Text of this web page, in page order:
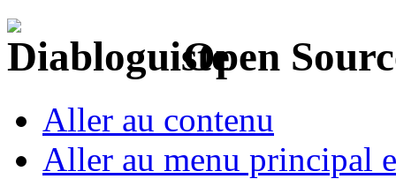
Open
Aller au contenu
Aller au menu principal